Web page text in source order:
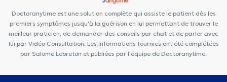
Doctoranytime est une solution complète qui assiste le patient dès les
premiers symptômes jusqu'à la guérison en lui permettant de trouver le
meilleur praticien, de demander des conseils par chat et de parler avec
lui par Vidéo Consultation. Les informations fournies ont été complétées
par Salome Lebreton et publiées par l'équipe de Doctoranytime.